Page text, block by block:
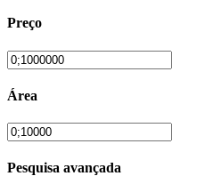
Preço
Área
Pesquisa avançada